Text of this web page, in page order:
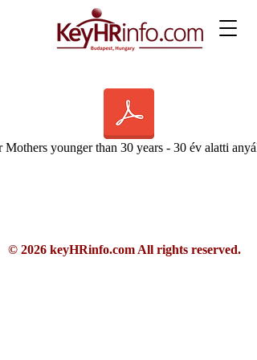
younger than 30 years - 30 év alatti
© 2026 keyHRinfo.com All rights reserved.